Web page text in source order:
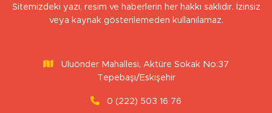
Sitemizdeki yazı, resim ve haberlerin her hakkı saklıdır. İzinsiz
veya kaynak gösterilemeden kullanılamaz.
Uluönder Mahallesi, Aktüre Sokak No:37
Tepebaşı/Eskişehir
0 (222) 503 16 76